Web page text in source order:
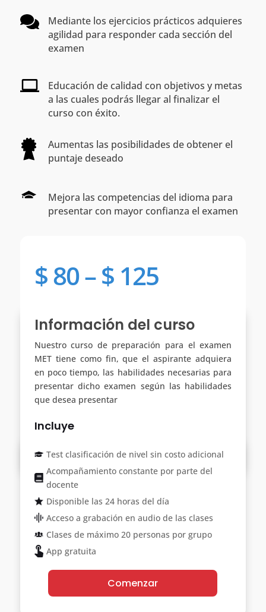
Mediante los ejercicios prácticos adquieres
agilidad para responder cada sección del
examen
Educación de calidad con objetivos y metas
a las cuales podrás llegar al finalizar el
curso con éxito.
Aumentas las posibilidades de obtener el
puntaje deseado
Mejora las competencias del idioma para
presentar con mayor confianza el examen
$80–$125
Información del curso
Nuestro curso de preparación para el examen
MET tiene como fin, que el aspirante adquiera
en poco tiempo, las habilidades necesarias para
presentar dicho examen según las habilidades
que desea presentar
Incluye
Test clasificación de nivel sin costo adicional
Acompañamiento constante por parte del
docente
Disponible las 24 horas del día
Acceso a grabación en audio de las clases
Clases de máximo 20 personas por grupo
App gratuita
Comenzar